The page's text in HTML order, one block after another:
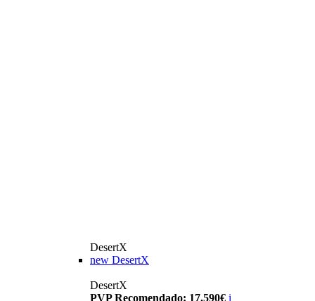
DesertX
new DesertX
DesertX
PVP Recomendado: 17.590€ i